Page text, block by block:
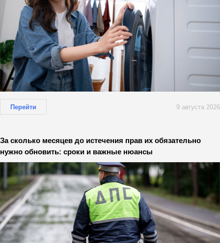
Перейти 9 августа 2026
За сколько месяцев до истечения прав их обязательно
нужно обновить: сроки и важные нюансы